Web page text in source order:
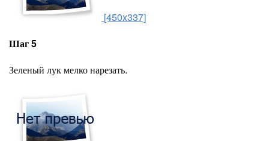
[450x337]
Шаг 5
Зеленый лук мелко нарезать.